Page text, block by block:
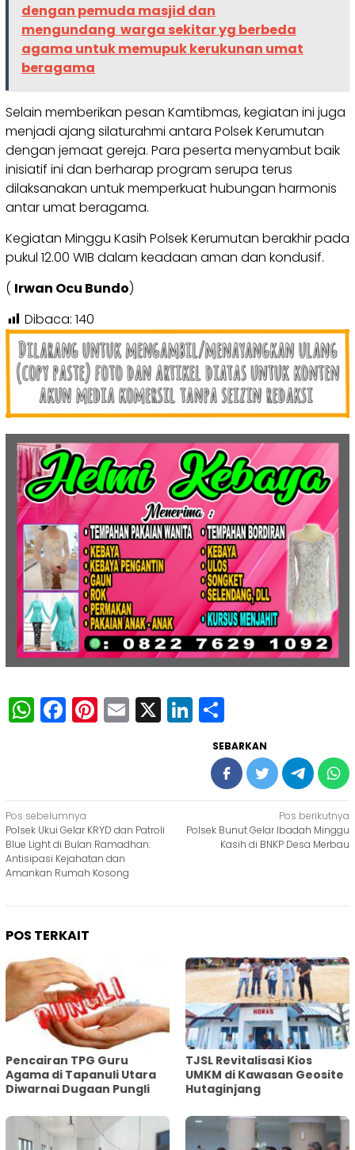
dengan pemuda masjid dan
mengundang warga sekitar yg berbeda
agama untuk memupuk kerukunan umat
beragama
Selain memberikan pesan Kamtibmas, kegiatan ini juga
menjadi ajang silaturahmi antara Polsek Kerumutan
dengan jemaat gereja. Para peserta menyambut baik
inisiatif ini dan berharap program serupa terus
dilaksanakan untuk memperkuat hubungan harmonis
antar umat beragama.
Kegiatan Minggu Kasih Polsek Kerumutan berakhir pada
pukul 12.00 WIB dalam keadaan aman dan kondusif.
( Irwan Ocu Bundo)
Dibaca: 140
WhatsApp
Facebook
Pinterest
Email
X LinkedIn
SEBARKAN
Navigasi
pos
Pos sebelumnya
Polsek Ukui Gelar KRYD dan Patroli
Blue Light di Bulan Ramadhan:
Antisipasi Kejahatan dan
Amankan Rumah Kosong
Pos berikutnya
Polsek Bunut Gelar Ibadah Minggu
Kasih di BNKP Desa Merbau
POS TERKAIT
Pencairan TPG Guru
Agama di Tapanuli Utara
Diwarnai Dugaan Pungli
TJSL Revitalisasi Kios
UMKM di Kawasan Geosite
Hutaginjang